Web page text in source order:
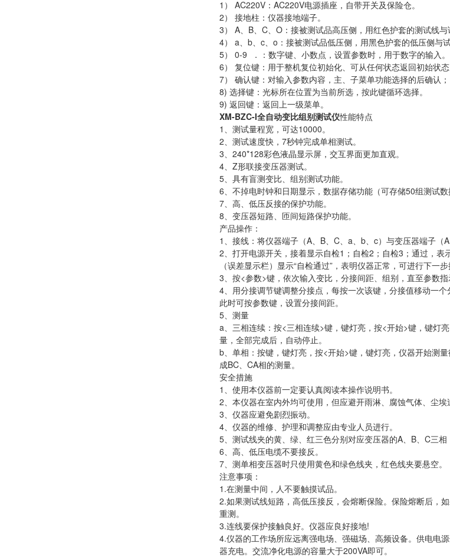
1） AC220V：AC220V电源插座，自带开关及保险仓。
2） 接地柱：仪器接地端子。
3） A、B、C、O：接被测试品高压侧，用红色护套的测试线
4） a、b、c、o：接被测试品低压侧，用黑色护套的低压侧与
5） 0-9 ．：数字键、小数点，设置参数时，用于数字的输入。
6） 复位键：用于整机复位初始化、可从任何状态返回初始状
7） 确认键：对输入参数内容，主、子菜单功能选择的后确认；
8) 选择键：光标所在位置为当前所选，按此键循环选择。
9) 返回键：返回上一级菜单。
XM-BZC-I全自动变比组别测试仪性能特点
1、测试量程宽，可达10000。
2、测试速度快，7秒钟完成单相测试。
3、240*128彩色液晶显示屏，交互界面更加直观。
4、Z形联接变压器测试。
5、具有盲测变比、组别测试功能。
6、不掉电时钟和日期显示，数据存储功能（可存储50组测试数
7、高、低压反接的保护功能。
8、变压器短路、匝间短路保护功能。
产品操作：
1、接线：将仪器端子（A、B、C、a、b、c）与变压器端子（
2、打开电源开关，接着显示自检1；自检2；自检3；通过，
（误差显示栏）显示“自检通过”，表明仪器正常，可进行下一步
3、按<参数>键，依次输入变比，分接间距、组别，直至参数
4、用分接调节键调整分接点，每按一次该键，分接值移动一
此时可按参数键，设置分接间距。
5、测量
a、三相连续：按<三相连续>键，键灯亮，按<开始>键，键灯
量，全部完成后，自动停止。
b、单相：按键，键灯亮，按<开始>键，键灯亮，仪器开始测
成BC、CA相的测量。
安全措施
1、使用本仪器前一定要认真阅读本操作说明书。
2、本仪器在室内外均可使用，但应避开雨淋、腐蚀气体、尘埃
3、仪器应避免剧烈振动。
4、仪器的维修、护理和调整应由专业人员进行。
5、测试线夹的黄、绿、红三色分别对应变压器的A、B、C三相
6、高、低压电缆不要接反。
7、测单相变压器时只使用黄色和绿色线夹，红色线夹要悬空。
注意事项：
1.在测量中间，人不要触摸试品。
2.如果测试线短路，高低压接反，会熔断保险。保险熔断后，
重测。
3.连线要保护接触良好。仪器应良好接地!
4.仪器的工作场所应远离强电场、强磁场、高频设备。供电电
器充电。交流净化电源的容量大于200VA即可。